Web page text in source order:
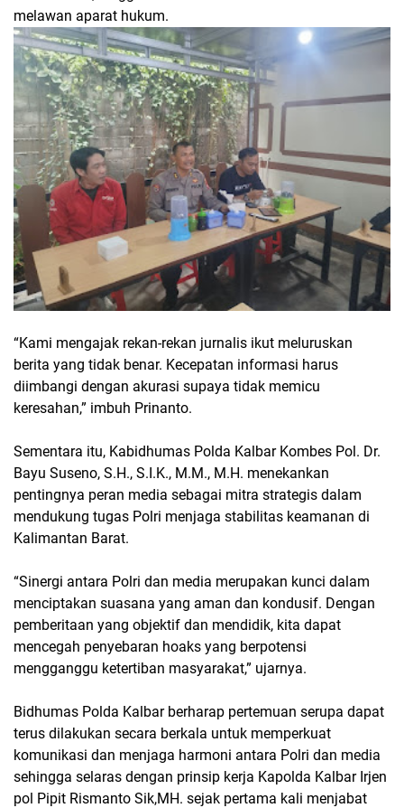
melawan aparat hukum.
“Kami mengajak rekan-rekan jurnalis ikut meluruskan
berita yang tidak benar. Kecepatan informasi harus
diimbangi dengan akurasi supaya tidak memicu
keresahan,” imbuh Prinanto.
Sementara itu, Kabidhumas Polda Kalbar Kombes Pol. Dr.
Bayu Suseno, S.H., S.I.K., M.M., M.H. menekankan
pentingnya peran media sebagai mitra strategis dalam
mendukung tugas Polri menjaga stabilitas keamanan di
Kalimantan Barat.
“Sinergi antara Polri dan media merupakan kunci dalam
menciptakan suasana yang aman dan kondusif. Dengan
pemberitaan yang objektif dan mendidik, kita dapat
mencegah penyebaran hoaks yang berpotensi
mengganggu ketertiban masyarakat,” ujarnya.
Bidhumas Polda Kalbar berharap pertemuan serupa dapat
terus dilakukan secara berkala untuk memperkuat
komunikasi dan menjaga harmoni antara Polri dan media
sehingga selaras dengan prinsip kerja Kapolda Kalbar Irjen
pol Pipit Rismanto Sik,MH. sejak pertama kali menjabat